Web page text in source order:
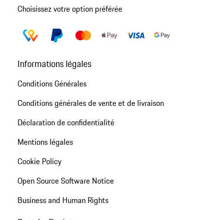
Choisissez votre option préférée
Informations légales
Conditions Générales
Conditions générales de vente et de livraison
Déclaration de confidentialité
Mentions légales
Cookie Policy
Open Source Software Notice
Business and Human Rights